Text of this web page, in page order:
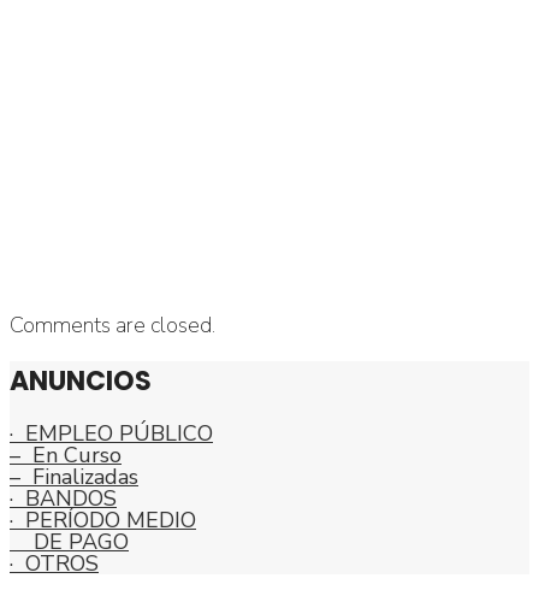
Comments are closed.
ANUNCIOS
· EMPLEO PÚBLICO
– En Curso
– Finalizadas
· BANDOS
· PERÍODO MEDIO
DE PAGO
· OTROS